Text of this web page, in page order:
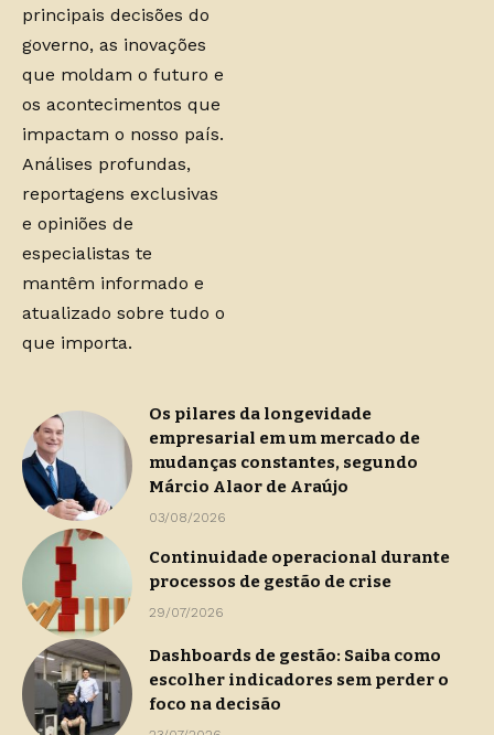
principais decisões do
governo, as inovações
que moldam o futuro e
os acontecimentos que
impactam o nosso país.
Análises profundas,
reportagens exclusivas
e opiniões de
especialistas te
mantêm informado e
atualizado sobre tudo o
que importa.
Os pilares da longevidade
empresarial em um mercado de
mudanças constantes, segundo
Márcio Alaor de Araújo
03/08/2026
Continuidade operacional durante
processos de gestão de crise
29/07/2026
Dashboards de gestão: Saiba como
escolher indicadores sem perder o
foco na decisão